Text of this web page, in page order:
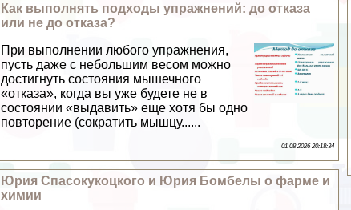
Как выполнять подходы упражнений: до отказа
или не до отказа?
При выполнении любого упражнения,
пусть даже с небольшим весом можно
достигнуть состояния мышечного
«отказа», когда вы уже будете не в
состоянии «выдавить» еще хотя бы одно
повторение (сократить мышцу......
01 08 2026 20:18:34
Юрия Спасокукоцкого и Юрия Бомбелы о фарме и
химии